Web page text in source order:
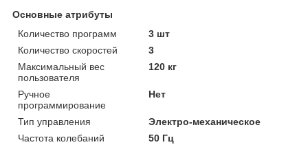
Основные атрибуты
Количество программ
3 шт
Количество скоростей
3
Максимальный вес
пользователя
120 кг
Ручное
программирование
Нет
Тип управления
Электро-механическое
Частота колебаний
50 Гц